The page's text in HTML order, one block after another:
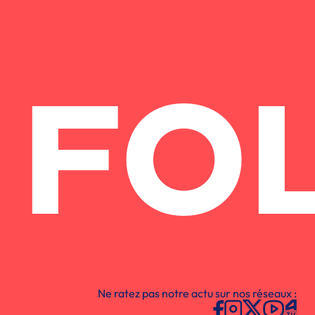
Ne ratez pas notre actu sur nos réseaux :